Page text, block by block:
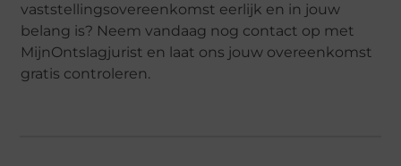
vaststellingsovereenkomst eerlijk en in jouw
belang is? Neem vandaag nog contact op met
MijnOntslagjurist en laat ons jouw overeenkomst
gratis controleren.